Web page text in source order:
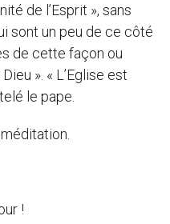
de l’Esprit », sans
sont un peu de ce côté
de cette façon ou
». « L’Eglise est
le pape.
!